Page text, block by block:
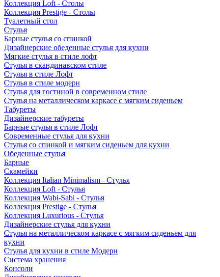
Коллекция Loft - Столы
Коллекция Prestige - Столы
Туалетный стол
Стулья
Барные стулья со спинкой
Дизайнерские обеденные стулья для кухни
Мягкие стулья в стиле лофт
Стулья в скандинавском стиле
Стулья в стиле Лофт
Стулья в стиле модерн
Стулья для гостиной в современном стиле
Стулья на металлическом каркасе с мягким сиденьем
Табуреты
Дизайнерские табуреты
Барные стулья в стиле Лофт
Современные стулья для кухни
Стулья со спинкой и мягким сиденьем для кухни
Обеденные стулья
Барные
Скамейки
Коллекция Italian Minimalism - Стулья
Коллекция Loft - Стулья
Коллекция Wabi-Sabi - Стулья
Коллекция Prestige - Стулья
Коллекция Luxurious - Стулья
Дизайнерские стулья для кухни
Стулья на металлическом каркасе с мягким сиденьем для
кухни
Стулья для кухни в стиле Модерн
Система хранения
Консоли